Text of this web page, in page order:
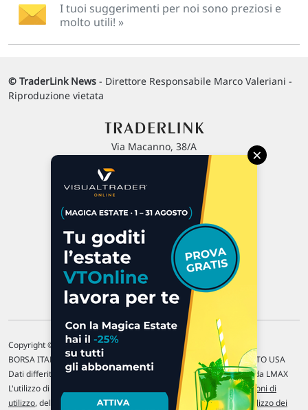
I tuoi suggerimenti per noi sono preziosi e
molto utili! »
© TraderLink News - Direttore Responsabile Marco Valeriani -
Riproduzione vietata
Via Macanno, 38/A
P.IVA 02 452 460 401
Chi siamo
Commenti e segnalazioni
Contattaci
Copyright © 1996-2026 Traderlink Italia s.r.l.
BORSA ITALIANA Quotazioni di borsa differite di 15 min. / MERCATO USA
Dati differiti di 15 min. (fonte Intrinio) / FOREX Quotazioni fornite da LMAX
L'utilizzo di questo sito implica l'accettazione delle nostre Condizioni di
utilizzo, del Disclaimer MAR, delle Politiche sulla privacye dell' Utilizzo dei
×